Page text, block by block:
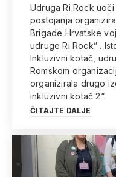
Udruga Ri Rock
postojanja
Brigade Hrvatske
udruge Ri Rock” .
Inkluzivni kotač,
Romskom
organizirala drugo
inkluzivni kotač 2“.
ČITAJTE DALJE